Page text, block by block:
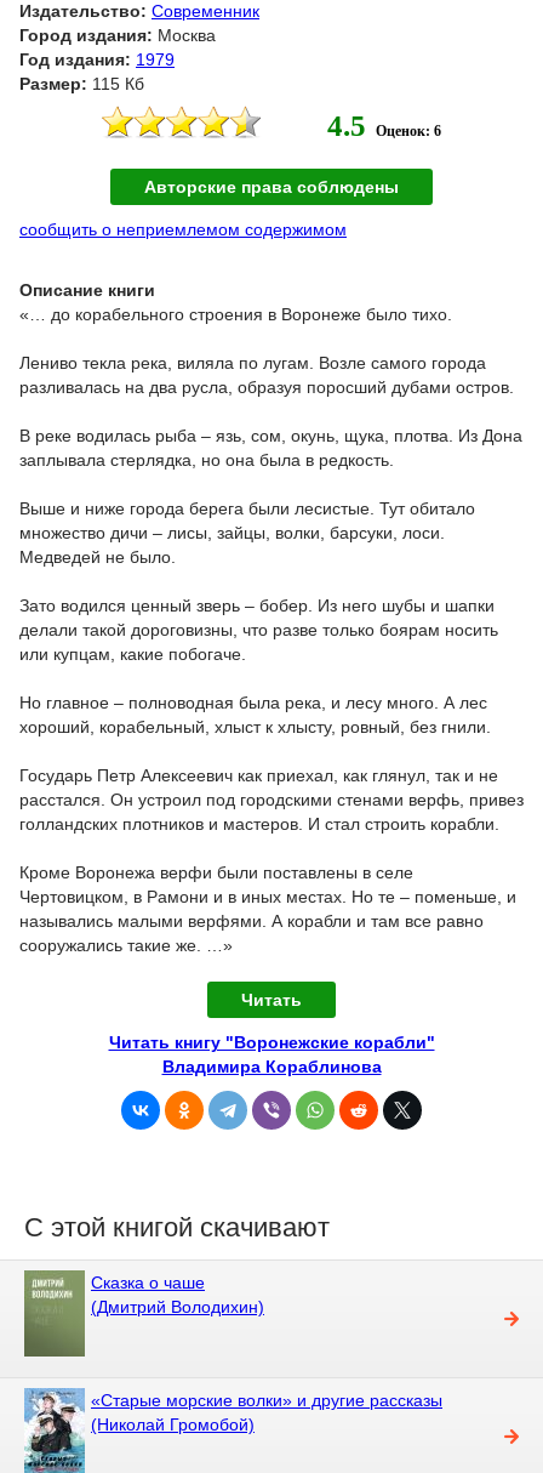
Издательство: Современник
Город издания: Москва
Год издания: 1979
Размер: 115 Кб
4.5 Оценок: 6
Авторские права соблюдены
сообщить о неприемлемом содержимом
Описание книги
«… до корабельного строения в Воронеже было тихо.
Лениво текла река, виляла по лугам. Возле самого города
разливалась на два русла, образуя поросший дубами остров.
В реке водилась рыба – язь, сом, окунь, щука, плотва. Из Дона
заплывала стерлядка, но она была в редкость.
Выше и ниже города берега были лесистые. Тут обитало
множество дичи – лисы, зайцы, волки, барсуки, лоси.
Медведей не было.
Зато водился ценный зверь – бобер. Из него шубы и шапки
делали такой дороговизны, что разве только боярам носить
или купцам, какие побогаче.
Но главное – полноводная была река, и лесу много. А лес
хороший, корабельный, хлыст к хлысту, ровный, без гнили.
Государь Петр Алексеевич как приехал, как глянул, так и не
расстался. Он устроил под городскими стенами верфь, привез
голландских плотников и мастеров. И стал строить корабли.
Кроме Воронежа верфи были поставлены в селе
Чертовицком, в Рамони и в иных местах. Но те – поменьше, и
назывались малыми верфями. А корабли и там все равно
сооружались такие же. …»
Читать
Читать книгу "Воронежские корабли"
Владимира Кораблинова
С этой книгой скачивают
Сказка о чаше
(Дмитрий Володихин)
«Cтарые морские волки» и другие рассказы
(Николай Громобой)